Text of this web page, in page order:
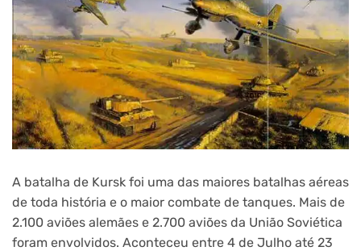
A batalha de Kursk foi uma das maiores batalhas aéreas
de toda história e o maior combate de tanques. Mais de
2.100 aviões alemães e 2.700 aviões da União Soviética
foram envolvidos. Aconteceu entre 4 de Julho até 23